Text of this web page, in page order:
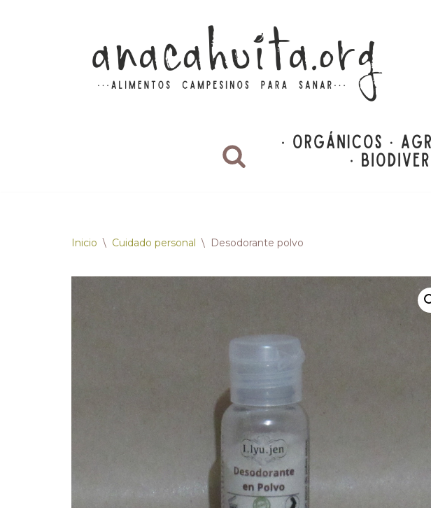
Inicio \ Cuidado personal \ Desodorante polvo